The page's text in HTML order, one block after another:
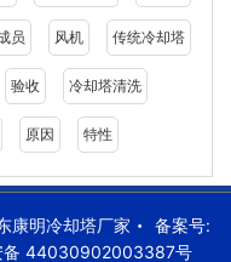
员 风机 传统冷却塔
验收 冷却塔清洗
原因 特性
康明冷却塔厂家
备案号:
备 44030902003387号